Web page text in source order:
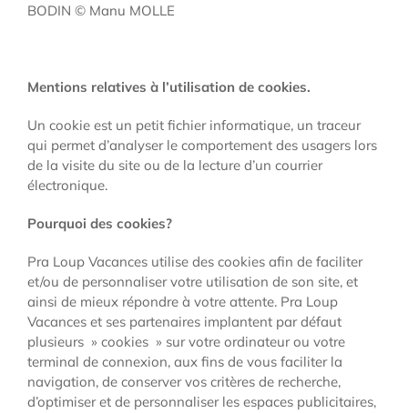
BODIN © Manu MOLLE
Mentions relatives à l’utilisation de cookies.
Un cookie est un petit fichier informatique, un traceur
qui permet d’analyser le comportement des usagers lors
de la visite du site ou de la lecture d’un courrier
électronique.
Pourquoi des cookies?
Pra Loup Vacances utilise des cookies afin de faciliter
et/ou de personnaliser votre utilisation de son site, et
ainsi de mieux répondre à votre attente. Pra Loup
Vacances et ses partenaires implantent par défaut
plusieurs » cookies » sur votre ordinateur ou votre
terminal de connexion, aux fins de vous faciliter la
navigation, de conserver vos critères de recherche,
d’optimiser et de personnaliser les espaces publicitaires,